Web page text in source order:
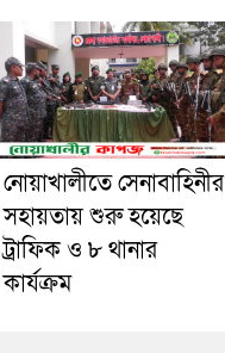
নোয়াখালীতে সেনাবাহিনীর
সহায়তায় শুরু হয়েছে
ট্রাফিক ও ৮ থানার
কার্যক্রম